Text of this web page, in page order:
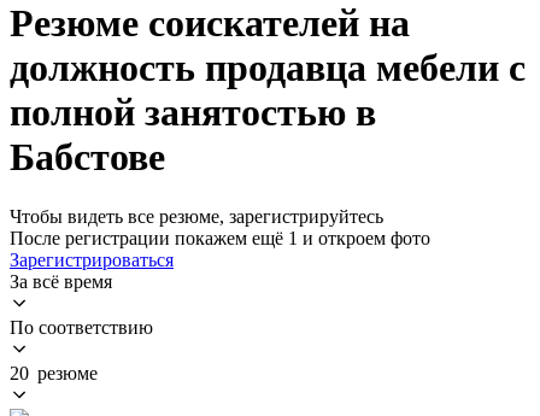
Резюме соискателей на
должность продавца мебели с
полной занятостью в
Бабстове
Чтобы видеть все резюме, зарегистрируйтесь
После регистрации покажем ещё 1 и откроем фото
Зарегистрироваться
За всё время
По соответствию
20 резюме